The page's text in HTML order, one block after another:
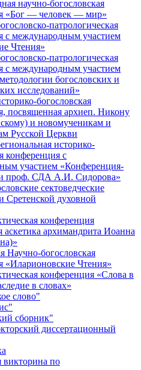
научно-богословская
«Бог — человек — мир»
патрологическая
с международным участием
Чтения»
патрологическая
с международным участием
богословских и
исследований»
богословская
посвященная архиеп. Никону
и новомученикам и
Русской Церкви
историко-
конференция с
участием «Конференция-
проф. СДА А.И. Сидорова»
сектоведческие
Сретенской духовной
конференция
аскетика архимандрита Иоанна
Научно-богословская
«Иларионовские Чтения»
конференция «Cлова в
в словах»
слово"
сборник"
диссертационный
по